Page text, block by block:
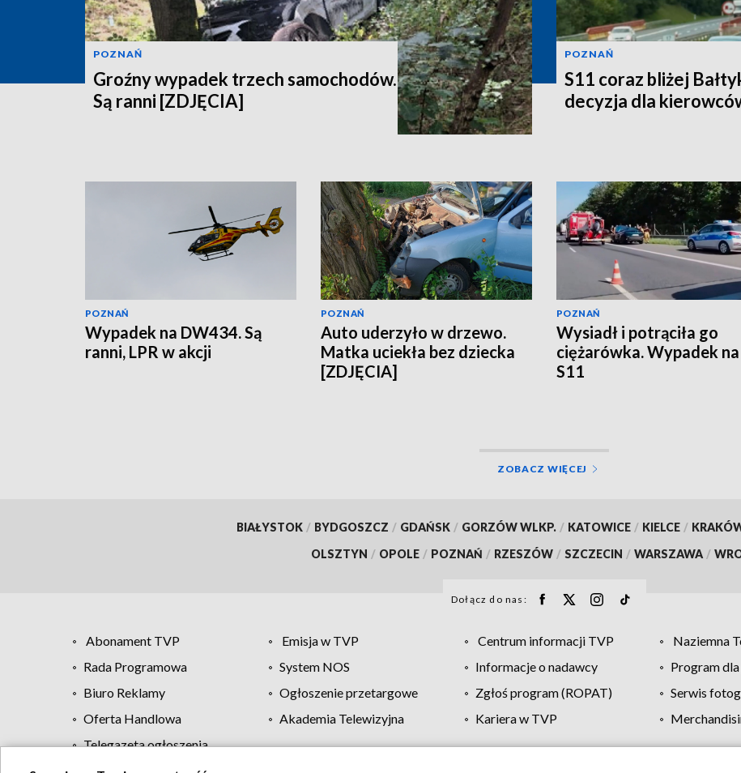
POZNAŃ
Groźny wypadek trzech samochodów.
Są ranni [ZDJĘCIA]
POZNAŃ
S11 coraz bliżej
decyzja dla
POZNAŃ
Wypadek na DW434. Są
ranni, LPR w akcji
POZNAŃ
Auto uderzyło w drzewo.
Matka uciekła bez dziecka
[ZDJĘCIA]
POZNAŃ
Wysiadł i potrąciła go
ciężarówka. Wypadek na
S11
ZOBACZ WIĘCEJ
BIAŁYSTOK / BYDGOSZCZ / GDAŃSK / GORZÓW WLKP. / KATOWICE / KIELCE /
OLSZTYN / OPOLE / POZNAŃ / RZESZÓW / SZCZECIN / WARSZAWA /
Dołącz do nas:
Abonament TVP Emisja w TVP Centrum informacji TVP Naziemna
Rada Programowa
System NOS Informacje o nadawcy
Program
Biuro Reklamy
Ogłoszenie przetargowe Zgłoś program (ROPAT)
Serwis
Oferta Handlowa
Akademia Telewizyjna Kariera w TVP
Telegazeta ogłoszenia